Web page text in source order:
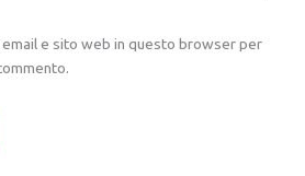
email e sito web in questo browser per